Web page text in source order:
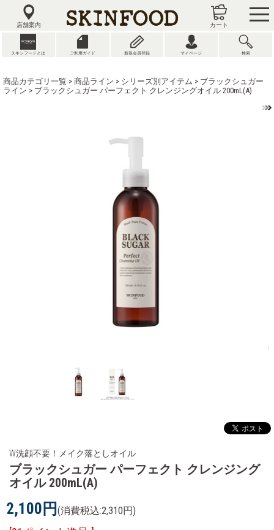
店舗案内 カート
スキンフードとは ご利用ガイド 新規会員登録 マイページ 検索
商品カテゴリ一覧 > 商品ライン > シリーズ別アイテム > ブラックシュガー
ライン > ブラックシュガー パーフェクト クレンジングオイル 200mL(A)
W洗顔不要！メイク落としオイル
ブラックシュガー パーフェクト クレンジング
オイル 200mL(A)
2,100円 (消費税込:2,310円)